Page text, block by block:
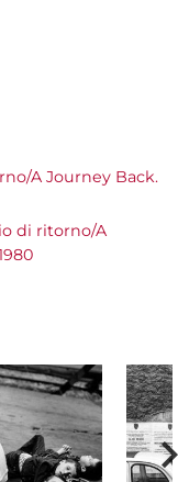
A Journey Back.
di ritorno/A